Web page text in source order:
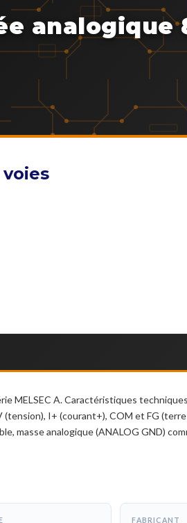
analogique
A. Caractéristiques
I+ (courant+), COM et FG
masse analogique (ANALOG GND)
FABRICANT